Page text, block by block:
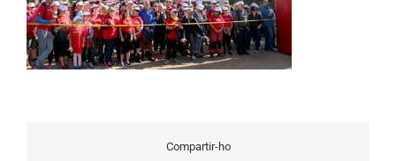
Compartir-ho